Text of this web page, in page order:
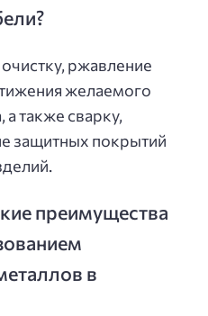
ржавление
желаемого
также сварку,
защитных покрытий
преимущества
в